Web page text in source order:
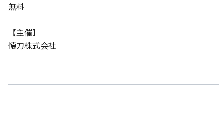
無料
【主催】
懐刀株式会社